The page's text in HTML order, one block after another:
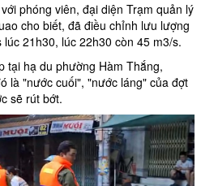
phóng viên, đại diện Trạm quản lý
cho biết, đã điều chỉnh lưu lượng
21h30, lúc 22h30 còn 45 m3/s.
tại hạ du phường Hàm Thắng,
là "nước cuối", "nước láng" của đợt
sẽ rút bớt.